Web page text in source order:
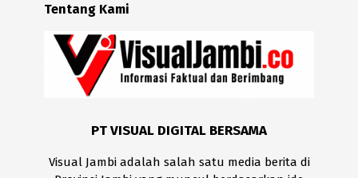
Tentang Kami
PT VISUAL DIGITAL BERSAMA
Visual Jambi adalah salah satu media berita di